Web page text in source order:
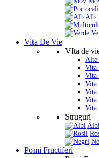
Alb
Vita De Vie
VIta de
Alte
Vita
Vita
Vita
Vita
Vita
Vita
Struguri
Pomi Fructiferi